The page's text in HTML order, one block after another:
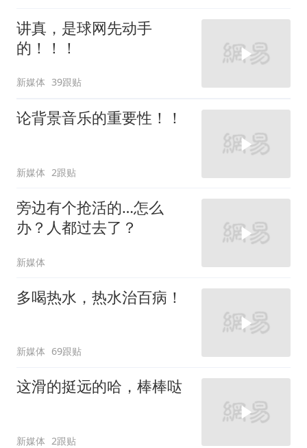
讲真，是球网先动手
的！！！
新媒体 39跟贴
论背景音乐的重要性！！
新媒体 2跟贴
旁边有个抢活的…怎么
办？人都过去了？
新媒体
多喝热水，热水治百病！
新媒体 69跟贴
这滑的挺远的哈，棒棒哒
新媒体 2跟贴